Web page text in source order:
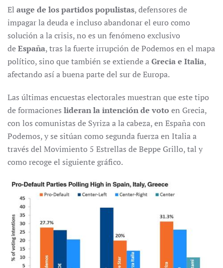
El auge de los partidos populistas, defensores de
impagar la deuda e incluso abandonar el euro como
solución a la crisis, no es un fenómeno exclusivo
deEspaña, tras la fuerte irrupción de Podemos en el mapa
político, sino que también se extiende aGrecia e Italia,
afectando así a buena parte del sur de Europa.
Las últimas encuestas electorales muestran que este tipo
de formaciones lideran la intención de voto en Grecia,
con los comunistas de Syriza a la cabeza, en España con
Podemos, y se sitúan como segunda fuerza en Italia a
través del Movimiento 5 Estrellas de Beppe Grillo, tal y
como recoge el siguiente gráfico.